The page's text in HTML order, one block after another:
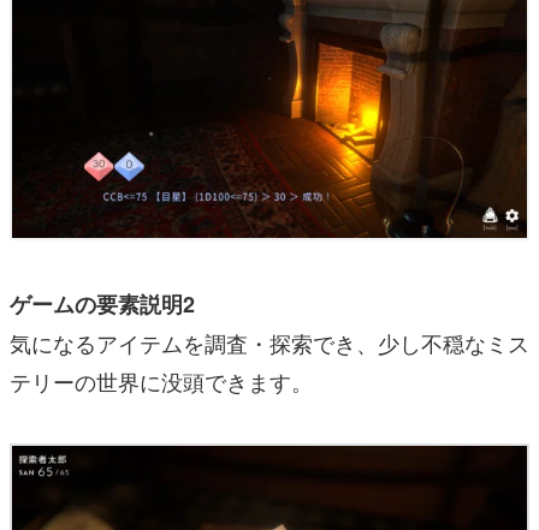
ゲームの要素説明2
気になるアイテムを調査・探索でき、少し不穏なミス
テリーの世界に没頭できます。